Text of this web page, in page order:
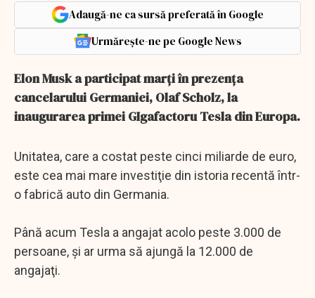
Adaugă-ne ca sursă preferată în Google
Urmărește-ne pe Google News
Elon Musk a participat marți în prezența
cancelarului Germaniei, Olaf Scholz, la
inaugurarea primei GIgafactoru Tesla din Europa.
Unitatea, care a costat peste cinci miliarde de euro,
este cea mai mare investiţie din istoria recentă într-
o fabrică auto din Germania.
Până acum Tesla a angajat acolo peste 3.000 de
persoane, şi ar urma să ajungă la 12.000 de
angajaţi.